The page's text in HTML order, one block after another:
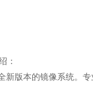
：
新版本的镜像系统。